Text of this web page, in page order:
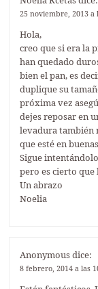
25 noviembre, 2013 a
Hola,
creo que si era la
han quedado
bien el pan, es
duplique su
próxima vez
dejes reposar en
levadura también
que esté en
Sigue
pero es cierto que
Un abrazo
Noelia
Anonymousdice:
8 febrero, 2014 a las